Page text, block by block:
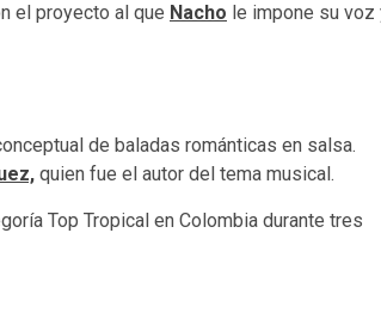
el proyecto al que Nacho le impone su voz
de baladas románticas en salsa.
quien fue el autor del tema musical.
Top Tropical en Colombia durante tres